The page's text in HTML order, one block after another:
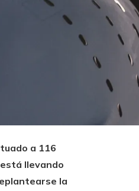
a 116
llevando
la